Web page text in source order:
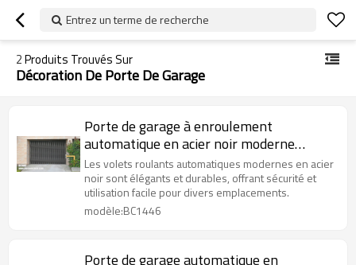
Entrez un terme de recherche
2Produits Trouvés Sur
Décoration De Porte De Garage
Porte de garage à enroulement
automatique en acier noir moderne
chinois pour projet de bureau
Les volets roulants automatiques modernes en acier
noir sont élégants et durables, offrant sécurité et
utilisation facile pour divers emplacements.
modèle:BC1446
Porte de garage automatique en